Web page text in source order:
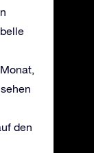
den